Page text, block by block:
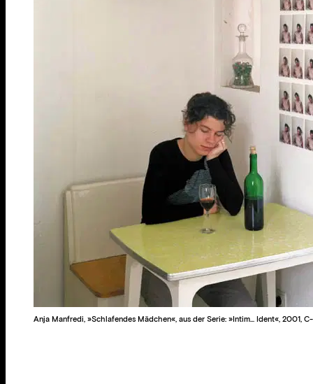
Anja Manfredi, »Schlafendes Mädchen«, aus der Serie: »Intim... Ident«, 2001,